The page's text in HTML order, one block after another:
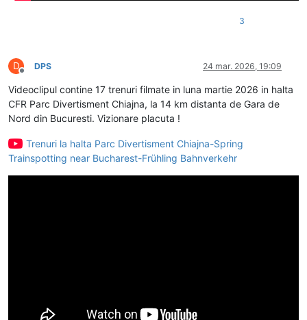
3
D
Deconectat
DPS 24 mar. 2026, 19:09
Videoclipul contine 17 trenuri filmate in luna martie 2026 in halta
CFR Parc Divertisment Chiajna, la 14 km distanta de Gara de
Nord din Bucuresti. Vizionare placuta !
Trenuri la halta Parc Divertisment Chiajna-Spring
Trainspotting near Bucharest-Frühling Bahnverkehr